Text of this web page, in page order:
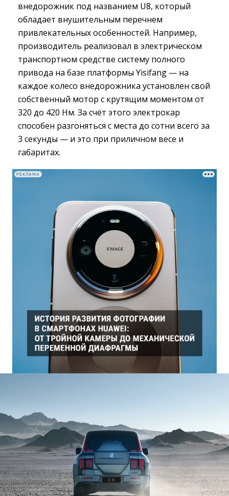
внедорожник под названием U8, который
обладает внушительным перечнем
привлекательных особенностей. Например,
производитель реализовал в электрическом
транспортном средстве систему полного
привода на базе платформы Yisifang — на
каждое колесо внедорожника установлен свой
собственный мотор с крутящим моментом от
320 до 420 Нм. За счёт этого электрокар
способен разгоняться с места до сотни всего за
3 секунды — и это при приличном весе и
габаритах.
РЕКЛАМА